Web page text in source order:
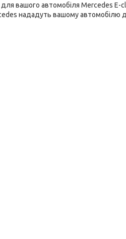
вашого автомобіля Mercedes E-
нададуть вашому автомобілю